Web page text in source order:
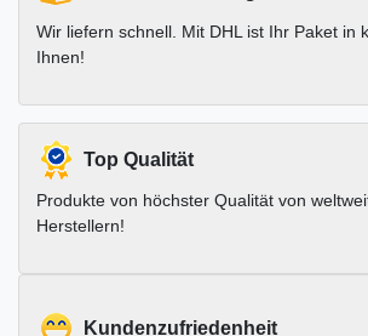
Wir liefern schnell. Mit DHL ist Ihr Paket in
Ihnen!
Top Qualität
Produkte von höchster Qualität von
Herstellern!
Kundenzufriedenheit